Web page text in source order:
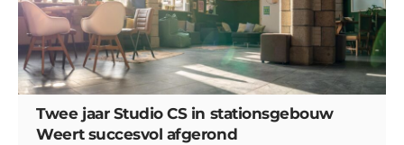
Twee jaar Studio CS in stationsgebouw
Weert succesvol afgerond